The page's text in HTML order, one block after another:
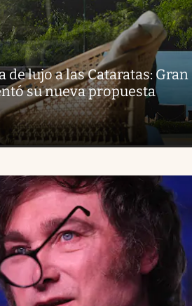
de lujo a las Cataratas: Gran
su nueva propuesta